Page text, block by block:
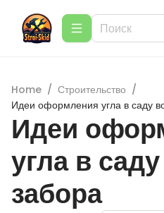
Home / Строительство /
Идеи оформления угла в саду
Идеи
угла в
забора